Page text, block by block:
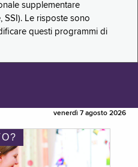
supplementare
SSI). Le risposte sono
questi programmi di
venerdì 7 agosto 2026